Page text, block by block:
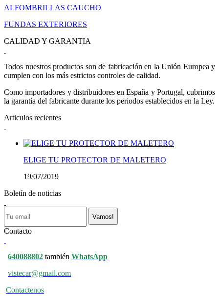
ALFOMBRILLAS CAUCHO
FUNDAS EXTERIORES
CALIDAD Y GARANTIA
Todos nuestros productos son de fabricación en la Unión Europea y
cumplen con los más estrictos controles de calidad.
Como importadores y distribuidores en España y Portugal, cubrimos
la garantía del fabricante durante los periodos establecidos en la Ley.
Articulos recientes
ELIGE TU PROTECTOR DE MALETERO
19/07/2019
Boletín de noticias
Vamos!
Contacto
640088802 también WhatsApp
vistecar@gmail.com
Contactenos